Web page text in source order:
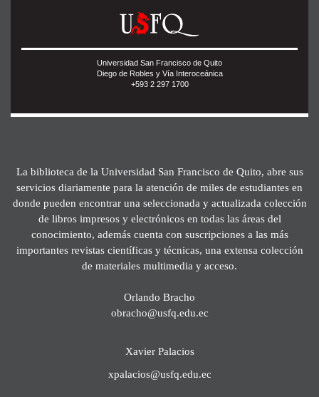
Universidad San Francisco de Quito
Diego de Robles y Vía Interoceánica
+593 2 297 1700
La biblioteca de la Universidad San Francisco de Quito, abre sus
servicios diariamente para la atención de miles de estudiantes en
donde pueden encontrar una seleccionada y actualizada colección
de libros impresos y electrónicos en todas las áreas del
conocimiento, además cuenta con suscripciones a las más
importantes revistas científicas y técnicas, una extensa colección
de materiales multimedia y acceso.
Orlando Bracho
obracho@usfq.edu.ec
Xavier Palacios
xpalacios@usfq.edu.ec